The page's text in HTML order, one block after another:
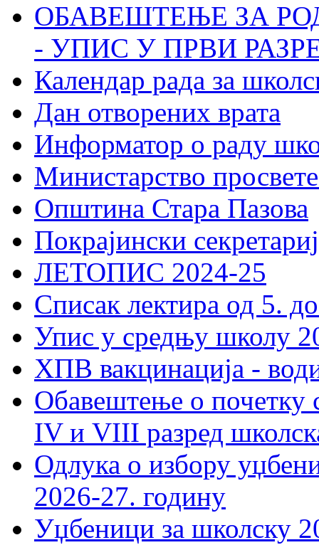
ОБАВЕШТЕЊЕ ЗА
- УПИС У ПРВИ
Календар рада за
Дан отворених врата
Информатор о раду
Министарство
Општина Стара Пазова
Покрајински
ЛЕТОПИС 2024-25
Списак лектира од 5.
Упис у средњу школу
ХПВ вакцинација -
Обавештење о почетку
IV и VIII разред
Одлука о избору
2026-27. годину
Уџбеници за школску